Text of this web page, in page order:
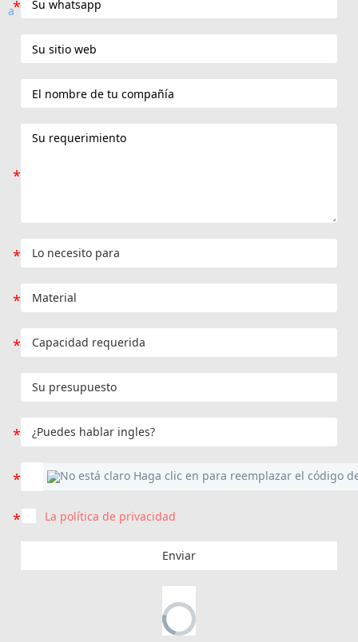
La política de privacidad
Enviar